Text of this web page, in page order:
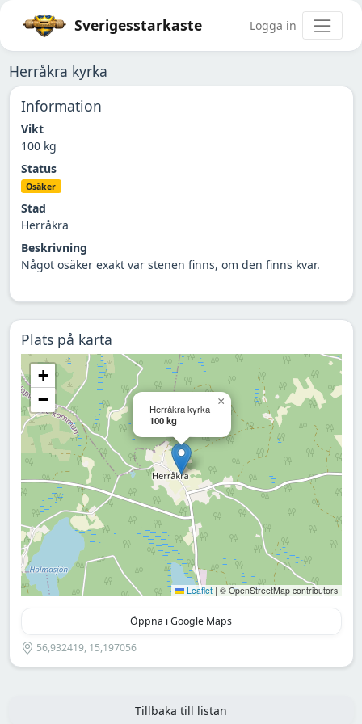
Sverigesstarkaste Logga in
Herråkra kyrka
Information
Vikt
100 kg
Status
Osäker
Stad
Herråkra
Beskrivning
Något osäker exakt var stenen finns, om den finns kvar.
Plats på karta
Herråkra kyrka
100 kg
×
+
−
Leaflet | © OpenStreetMap contributors
Öppna i Google Maps
56,932419, 15,197056
Tillbaka till listan